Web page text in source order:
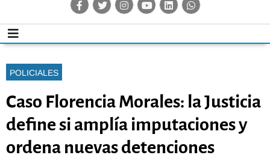
POLICIALES
Caso Florencia Morales: la Justicia
define si amplía imputaciones y
ordena nuevas detenciones